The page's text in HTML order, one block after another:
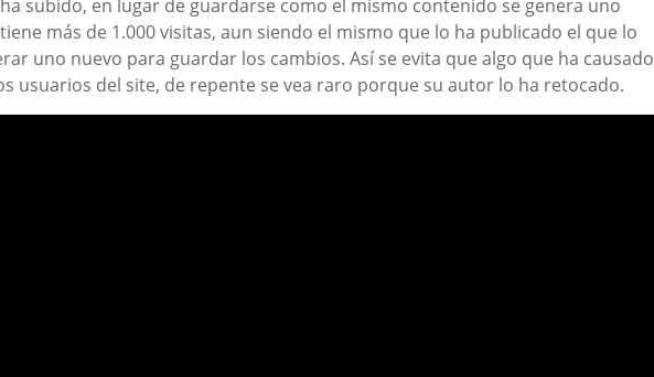
subido, en lugar de guardarse como el mismo contenido se genera uno
más de 1.000 visitas, aun siendo el mismo que lo ha publicado el que lo
uno nuevo para guardar los cambios. Así se evita que algo que ha causado
usuarios del site, de repente se vea raro porque su autor lo ha retocado.